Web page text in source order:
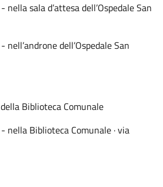
sala d’attesa dell’Ospedale San
dell’Ospedale San
Biblioteca Comunale
nella Biblioteca Comunale · via